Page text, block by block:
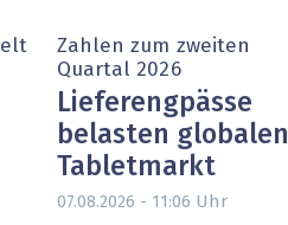
Zahlen zum zweiten
Quartal 2026
Lieferengpässe
belasten globalen
Tabletmarkt
07.08.2026 - 11:06 Uhr